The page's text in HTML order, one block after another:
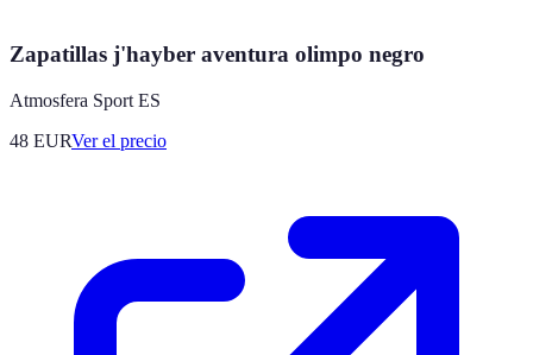
Zapatillas j'hayber aventura olimpo negro
Atmosfera Sport ES
48 EURVer el precio